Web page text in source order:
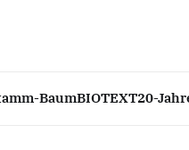
BaumBIOTEXT20-